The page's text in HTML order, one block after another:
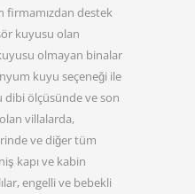
firmamızdan destek
kuyusu olan
olmayan binalar
kuyu seçeneği ile
dibi ölçüsünde ve son
olan villalarda,
ve diğer tüm
kapı ve kabin
engelli ve bebekli